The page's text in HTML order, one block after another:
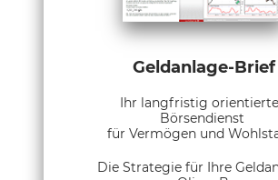
Geldanlage-Brief
Ihr langfristig
Börsendienst
für Vermögen und
Die Strategie für Ihre